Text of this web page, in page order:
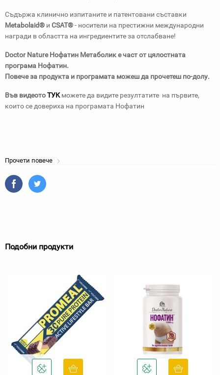
Съдържа клинично изпитаните и патентовани съставки
Metabolaid® и CSAT®- носители на престижни международни
награди в областта на ингредиентите за отслабване!
Doctor Nature Нофатин Метаболик е част от цялостната
програма Нофатин.
Повече за продукта и програмата можеш да прочетеш по-долу.
Във видеотоТУК можете да видите резултатите на първите,
които се довериха на програмата Нофатин
Прочети повече
Подобни продукти